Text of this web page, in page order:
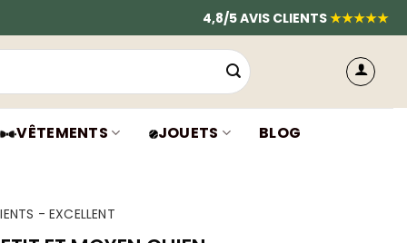
4,8/5 AVIS CLIENTS★★★★★
VÊTEMENTS JOUETS BLOG
- EXCELLENT